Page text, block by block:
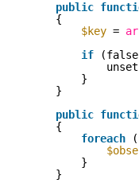
public
{
$key =
if
}
}
public
{
foreach
(
}
}